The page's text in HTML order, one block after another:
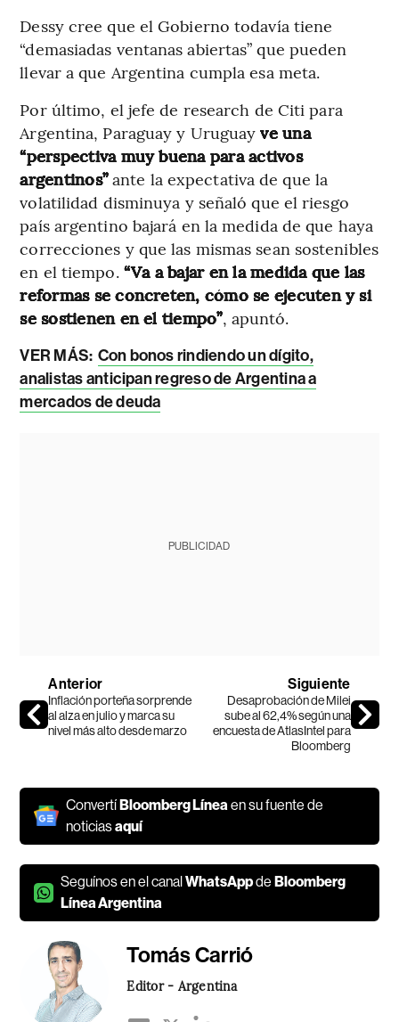
Dessy cree que el Gobierno todavía tiene
“demasiadas ventanas abiertas” que pueden
llevar a que Argentina cumpla esa meta.
Por último, el jefe de research de Citi para
Argentina, Paraguay y Uruguayve una
“perspectiva muy buena para activos
argentinos”ante la expectativa de que la
volatilidad disminuya y señaló que el riesgo
país argentino bajará en la medida de que haya
correcciones y que las mismas sean sostenibles
en el tiempo. “Va a bajar en la medida que las
reformas se concreten, cómo se ejecuten y si
se sostienen en el tiempo”, apuntó.
VER MÁS: Con bonos rindiendo un dígito,
analistas anticipan regreso de Argentina a
mercados de deuda
PUBLICIDAD
Anterior
Inflación porteña sorprende
al alza en julio y marca su
nivel más alto desde marzo
Siguiente
Desaprobación de Milei
sube al 62,4% según una
encuesta de AtlasIntel para
Bloomberg
ConvertíBloomberg Línea en su fuente de
noticiasaquí
Seguínos en el canalWhatsAppdeBloomberg
Línea Argentina
Tomás Carrió
Editor - Argentina